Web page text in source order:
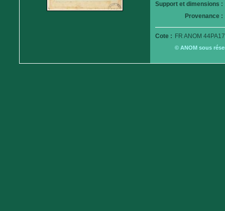
Support et dimensions :
Provenance :
Cote : FR ANOM
© ANOM sous